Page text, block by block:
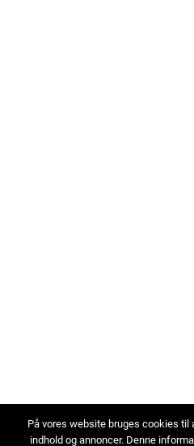
På vores website bruges cookies
indhold og annoncer. Denne